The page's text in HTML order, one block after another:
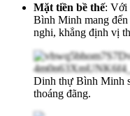
Mặt tiền bề thế: Với
Bình Minh mang đến
nghi, khẳng định vị
Dinh thự Bình Minh
thoáng đãng.